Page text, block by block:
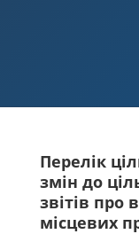
Перелік
змін до
звітів про
місцевих